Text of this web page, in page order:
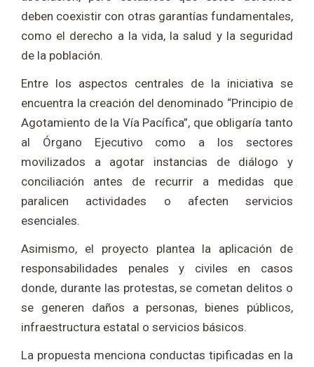
deben coexistir con otras garantías fundamentales,
como el derecho a la vida, la salud y la seguridad
de la población.
Entre los aspectos centrales de la iniciativa se
encuentra la creación del denominado “Principio de
Agotamiento de la Vía Pacífica”, que obligaría tanto
al Órgano Ejecutivo como a los sectores
movilizados a agotar instancias de diálogo y
conciliación antes de recurrir a medidas que
paralicen actividades o afecten servicios
esenciales.
Asimismo, el proyecto plantea la aplicación de
responsabilidades penales y civiles en casos
donde, durante las protestas, se cometan delitos o
se generen daños a personas, bienes públicos,
infraestructura estatal o servicios básicos.
La propuesta menciona conductas tipificadas en la